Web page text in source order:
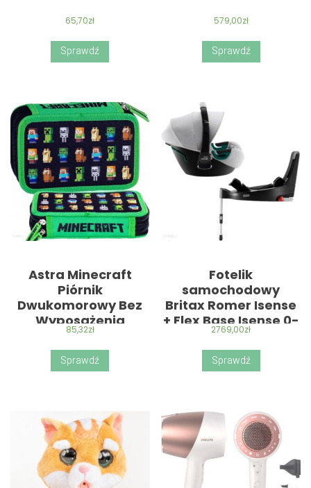
65,70zł
Sprawdź
579,00zł
Sprawdź
Astra Minecraft
Piórnik
Dwukomorowy Bez
Wyposażenia
85,32zł
Sprawdź
Fotelik
samochodowy
Britax Romer Isense
+ Flex Base Isense 0-
13 Kg Z Obrotową
Bazą Nordic Grey
(Led)
2769,00zł
Sprawdź